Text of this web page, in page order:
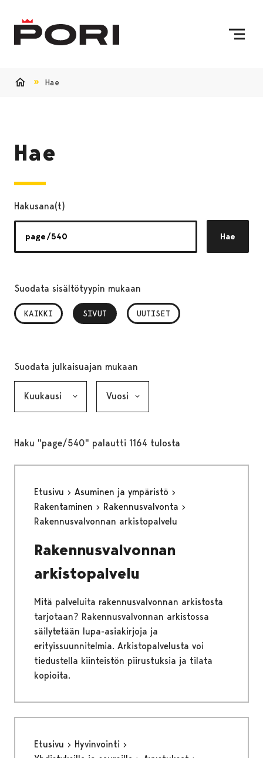
Hae
Hae
Hakusana(t)
Hae
Suodata sisältötyypin mukaan
KAIKKI SIVUT
, VALITTU UUTISET
Suodata julkaisuajan mukaan
Haku "page/540" palautti 1164 tulosta
Etusivu
Asuminen ja ympäristö
Rakentaminen
Rakennusvalvonta
Rakennusvalvonnan arkistopalvelu
Rakennusvalvonnan
arkistopalvelu
Mitä palveluita rakennusvalvonnan arkistosta
tarjotaan? Rakennusvalvonnan arkistossa
säilytetään lupa-asiakirjoja ja
erityissuunnitelmia. Arkistopalvelusta voi
tiedustella kiinteistön piirustuksia ja tilata
kopioita.
Etusivu
Hyvinvointi